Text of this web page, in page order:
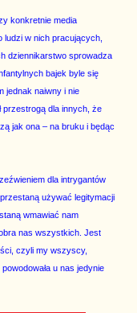
konkretnie media
ludzi w nich pracujących,
dziennikarstwo sprowadza
bajek byle się
jednak naiwny i nie
przestrogą dla innych, że
jak ona – na bruku i będąc
dla intrygantów
używać legitymacji
wmawiać nam
nas wszystkich. Jest
czyli my wszyscy,
u nas jedynie